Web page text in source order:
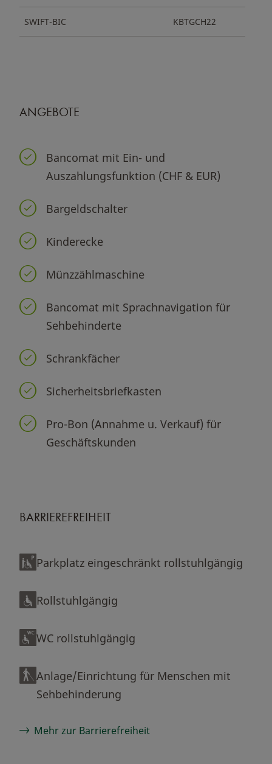
SWIFT-BIC KBTGCH22
ANGEBOTE
Bancomat mit Ein- und
Auszahlungsfunktion (CHF & EUR)
Bargeldschalter
Kinderecke
Münzzählmaschine
Bancomat mit Sprachnavigation für
Sehbehinderte
Schrankfächer
Sicherheitsbriefkasten
Pro-Bon (Annahme u. Verkauf) für
Geschäftskunden
BARRIEREFREIHEIT
Parkplatz eingeschränkt rollstuhlgängig
Rollstuhlgängig
WC rollstuhlgängig
Anlage/Einrichtung für Menschen mit
Sehbehinderung
Mehr zur Barrierefreiheit